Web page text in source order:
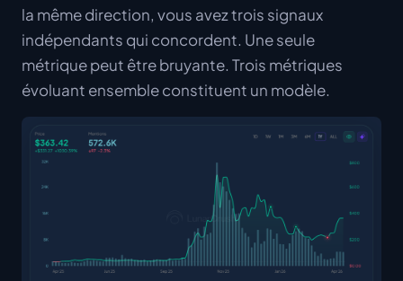
la même direction, vous avez trois signaux
indépendants qui concordent. Une seule
métrique peut être bruyante. Trois métriques
évoluant ensemble constituent un modèle.